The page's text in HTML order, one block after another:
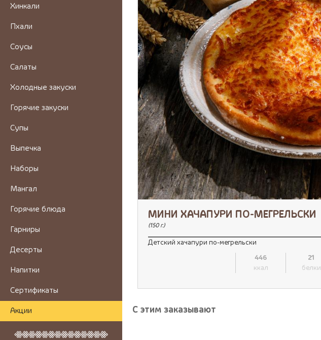
Хинкали
Пхали
Соусы
Салаты
Холодные закуски
Горячие закуски
Супы
Выпечка
Наборы
Мангал
Горячие блюда
Гарниры
Десерты
Напитки
Сертификаты
Акции
МИНИ ХАЧАПУРИ ПО-МЕГРЕЛЬСКИ
(150 г.)
Детский хачапури по-мегрельски
446
ккал
21
белки
С этим заказывают